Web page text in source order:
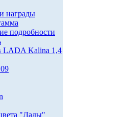
награды
подробности
LADA Kalina 1,4
"Лады"